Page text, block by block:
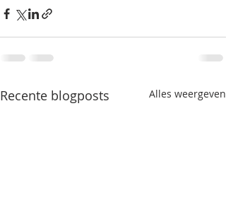
Recente blogposts Alles weergeven